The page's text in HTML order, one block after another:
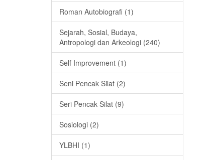
Roman Autobiografi (1)
Sejarah, Sosial, Budaya,
Antropologi dan Arkeologi (240)
Self Improvement (1)
Seni Pencak Silat (2)
Seri Pencak Silat (9)
Sosiologi (2)
YLBHI (1)